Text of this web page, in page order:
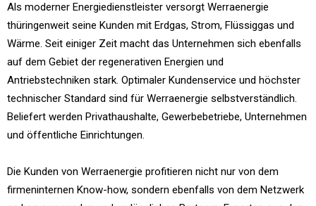
Als moderner Energiedienstleister versorgt Werraenergie
thüringenweit seine Kunden mit Erdgas, Strom, Flüssiggas und
Wärme. Seit einiger Zeit macht das Unternehmen sich ebenfalls
auf dem Gebiet der regenerativen Energien und
Antriebstechniken stark. Optimaler Kundenservice und höchster
technischer Standard sind für Werraenergie selbstverständlich.
Beliefert werden Privathaushalte, Gewerbebetriebe, Unternehmen
und öffentliche Einrichtungen.
Die Kunden von Werraenergie profitieren nicht nur von dem
firmeninternen Know-how, sondern ebenfalls von dem Netzwerk